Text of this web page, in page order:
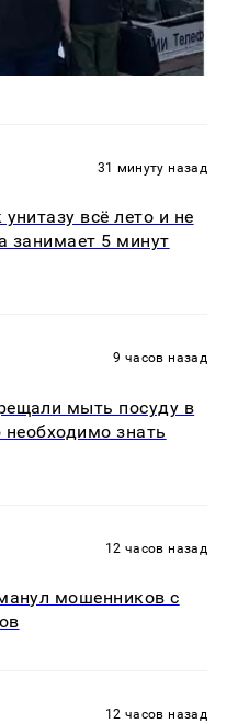
31 минуту назад
всё лето и не
занимает 5 минут
9 часов назад
мыть посуду в
необходимо знать
12 часов назад
мошенников с
12 часов назад